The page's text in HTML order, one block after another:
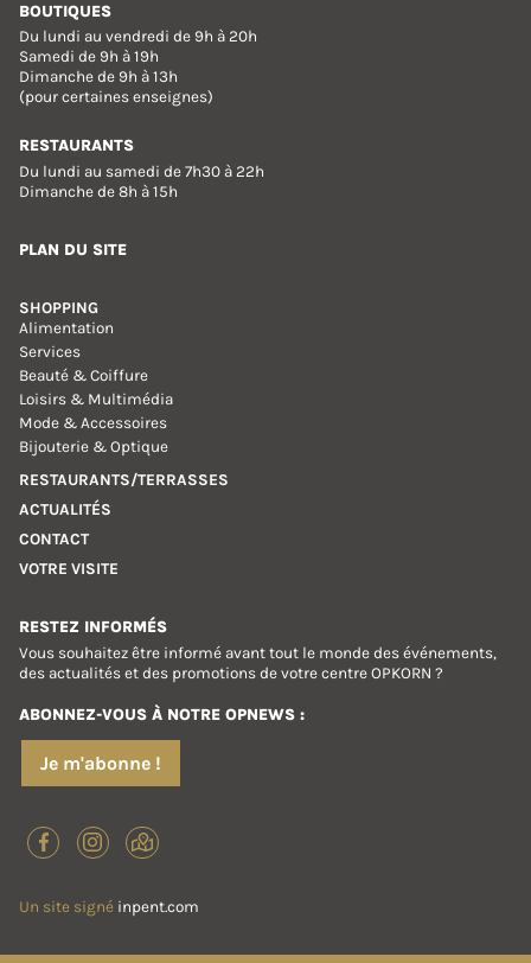
BOUTIQUES
Du lundi au vendredi de 9h à 20h
Samedi de 9h à 19h
Dimanche de 9h à 13h
(pour certaines enseignes)
RESTAURANTS
Du lundi au samedi de 7h30 à 22h
Dimanche de 8h à 15h
PLAN DU SITE
SHOPPING
Alimentation
Services
Beauté & Coiffure
Loisirs & Multimédia
Mode & Accessoires
Bijouterie & Optique
RESTAURANTS/TERRASSES
ACTUALITÉS
CONTACT
VOTRE VISITE
RESTEZ INFORMÉS
Vous souhaitez être informé avant tout le monde des événements,
des actualités et des promotions de votre centre OPKORN ?
ABONNEZ-VOUS À NOTRE OPNEWS :
Je m'abonne !
Un site signé inpent.com